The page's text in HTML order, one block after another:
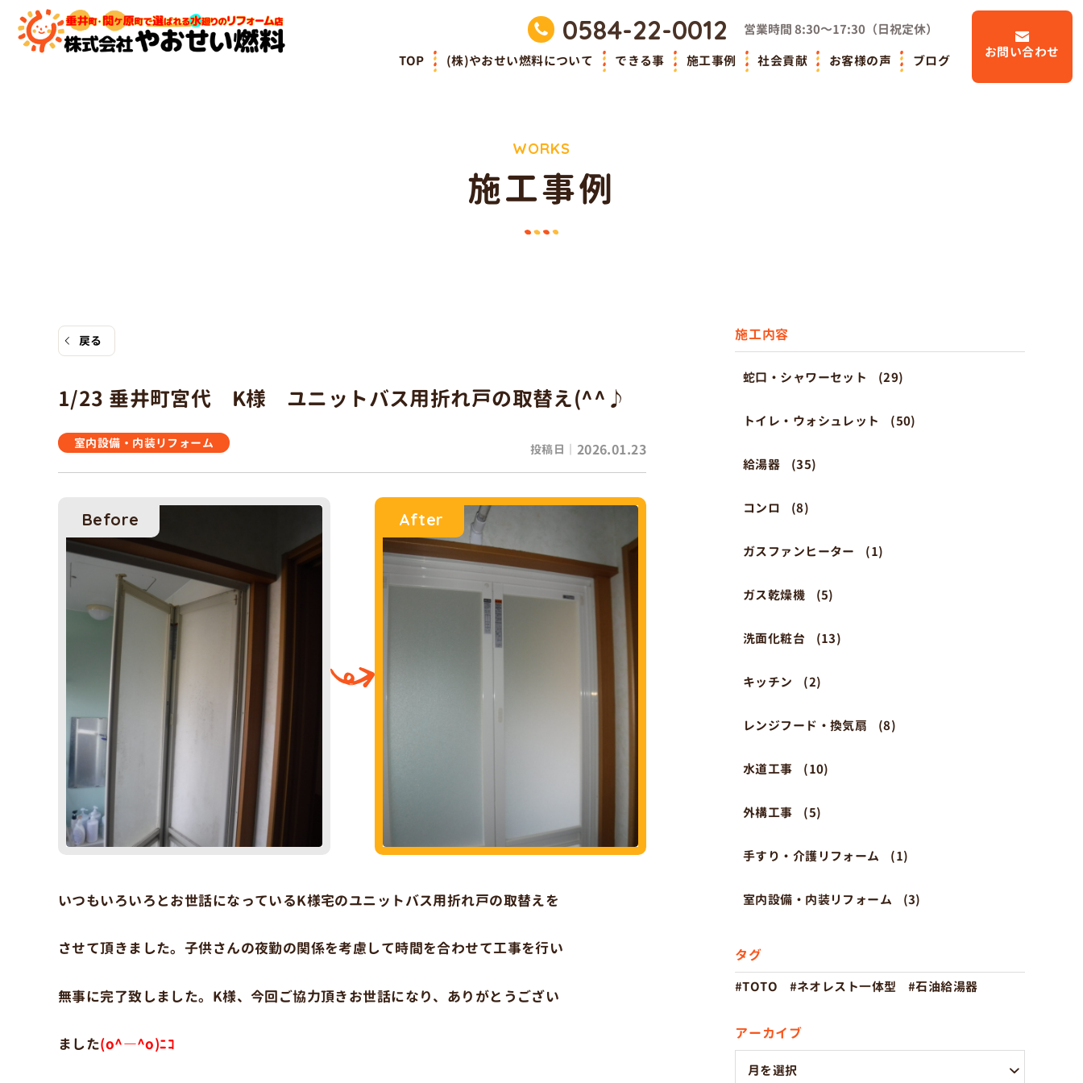
TOP (株)やおせい燃料について できる事 施工事例 社会貢献 お客様の声 ブログ
お問い合わせ
0584-22-0012 営業時間8:30～17:30 （日祝定休）
WORKS
施工事例
戻る
1/23 垂井町宮代 K様 ユニットバス用折れ戸の取替え(^^♪
室内設備・内装リフォーム 投稿日｜ 2026.01.23
Before After
いつもいろいろとお世話になっているK様宅のユニットバス用折れ戸の取替えを
させて頂きました。子供さんの夜勤の関係を考慮して時間を合わせて工事を行い
無事に完了致しました。K様、今回ご協力頂きお世話になり、ありがとうござい
ました(o^―^o)ﾆｺ
施工内容
蛇口・シャワーセット (29)
トイレ・ウォシュレット (50)
給湯器 (35)
コンロ (8)
ガスファンヒーター (1)
ガス乾燥機 (5)
洗面化粧台 (13)
キッチン (2)
レンジフード・換気扇 (8)
水道工事 (10)
外構工事 (5)
手すり・介護リフォーム (1)
室内設備・内装リフォーム (3)
タグ
TOTO ネオレスト一体型 石油給湯器
アーカイブ